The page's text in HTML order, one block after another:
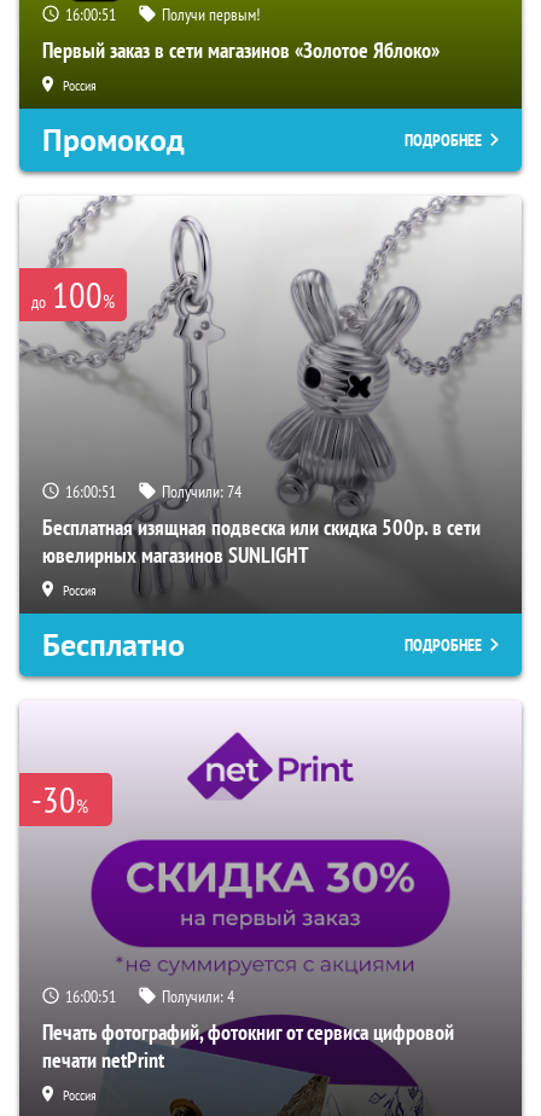
16:00:50 Получи первым!
Первый заказ в сети магазинов «Золотое Яблоко»
Россия
Промокод ПОДРОБНЕЕ
до 100%
16:00:50 Получили:74
Бесплатная изящная подвеска или скидка 500р. в сети
ювелирных магазинов SUNLIGHT
Россия
Бесплатно ПОДРОБНЕЕ
-30%
16:00:50 Получили:4
Печать фотографий, фотокниг от сервиса цифровой
печати netPrint
Россия